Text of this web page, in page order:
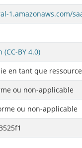
BY 4.0)
en tant que ressource
ou non-applicable
ou non-applicable